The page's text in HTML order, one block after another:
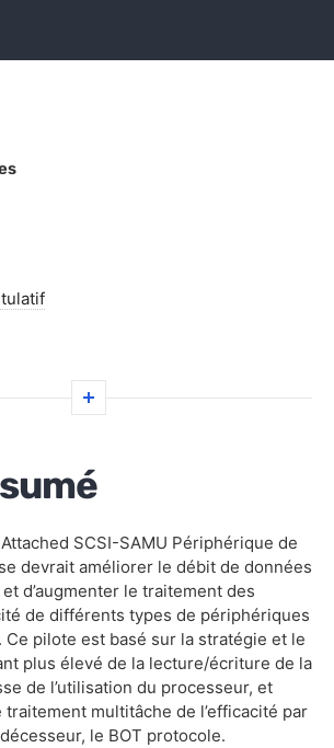
Attached SCSI-SAMU Périphérique de
devrait améliorer le débit de données
d’augmenter le traitement des
de différents types de périphériques
Ce pilote est basé sur la stratégie et le
plus élevé de la lecture/écriture de la
de l’utilisation du processeur, et
traitement multitâche de l’efficacité par
le BOT protocole.